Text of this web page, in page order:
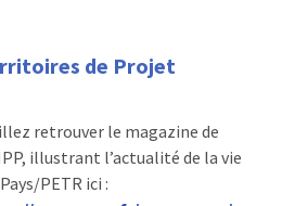
de Projet
retrouver le magazine de
illustrant l’actualité de la vie
PETR ici :